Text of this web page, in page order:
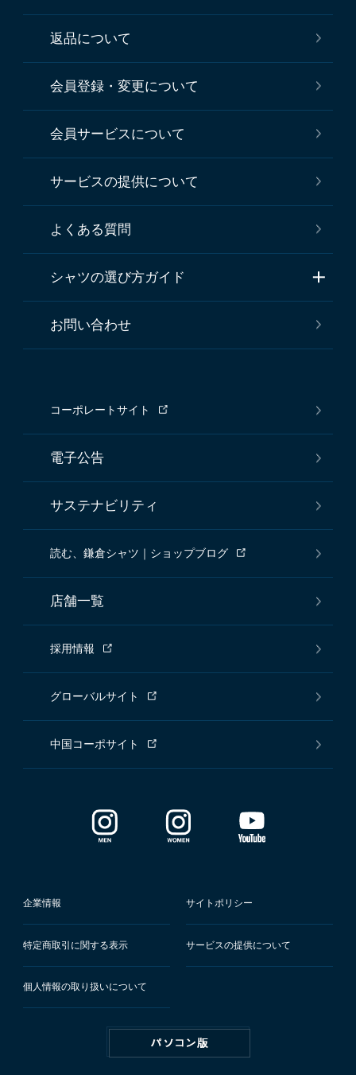
返品について
会員登録・変更について
会員サービスについて
サービスの提供について
よくある質問
シャツの選び方ガイド
お問い合わせ
コーポレートサイト
電子公告
サステナビリティ
読む、鎌倉シャツ｜ショップブログ
店舗一覧
採用情報
グローバルサイト
中国コーポサイト
企業情報 サイトポリシー
特定商取引に関する表示 サービスの提供について
個人情報の取り扱いについて